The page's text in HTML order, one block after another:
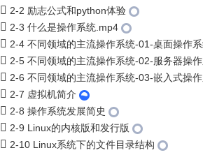
2-2 励志公式和python体验
2-3 什么是操作系统.mp4
2-4 不同领域的主流操作系统-01-桌面操作
2-5 不同领域的主流操作系统-02-服务器操
2-6 不同领域的主流操作系统-03-嵌入式操
2-7 虚拟机简介
2-8 操作系统发展简史
2-9 Linux的内核版和发行版
2-10 Linux系统下的文件目录结构